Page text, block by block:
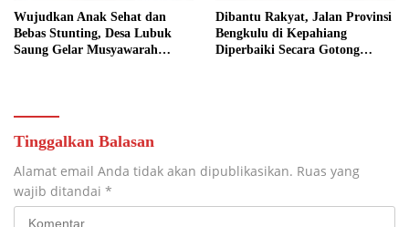
Wujudkan Anak Sehat dan
Bebas Stunting, Desa Lubuk
Saung Gelar Musyawarah
Dibantu Rakyat, Jalan Provinsi
Bengkulu di Kepahiang
Diperbaiki Secara Gotong
Tinggalkan Balasan
Alamat email Anda tidak akan dipublikasikan. Ruas yang
wajib ditandai *